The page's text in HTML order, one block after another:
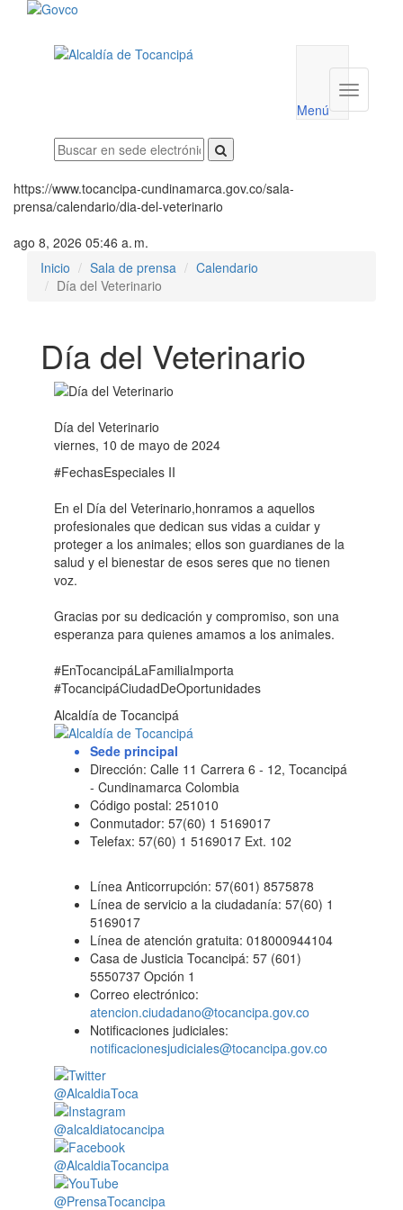
utilidades
Menú
Menú
https://www.tocancipa-cundinamarca.gov.co/sala-
prensa/calendario/dia-del-veterinario
ago 8, 2026 05:46 a. m.
Inicio
Sala de prensa
Calendario
Día del Veterinario
Día del Veterinario
Día del Veterinario
viernes, 10 de mayo de 2024
#FechasEspeciales II
En el Día del Veterinario,honramos a aquellos
profesionales que dedican sus vidas a cuidar y
proteger a los animales; ellos son guardianes de la
salud y el bienestar de esos seres que no tienen
voz.
Gracias por su dedicación y compromiso, son una
esperanza para quienes amamos a los animales.
#EnTocancipáLaFamiliaImporta
#TocancipáCiudadDeOportunidades
Alcaldía de Tocancipá
Sede principal
Dirección: Calle 11 Carrera 6 - 12, Tocancipá
- Cundinamarca Colombia
Código postal: 251010
Conmutador: 57(60) 1 5169017
Telefax: 57(60) 1 5169017 Ext. 102
Línea Anticorrupción: 57(601) 8575878
Línea de servicio a la ciudadanía: 57(60) 1
5169017
Línea de atención gratuita: 018000944104
Casa de Justicia Tocancipá: 57 (601)
5550737 Opción 1
Correo electrónico:
atencion.ciudadano@tocancipa.gov.co
Notificaciones judiciales:
notificacionesjudiciales@tocancipa.gov.co
@AlcaldiaToca
@alcaldiatocancipa
@AlcaldiaTocancipa
@PrensaTocancipa